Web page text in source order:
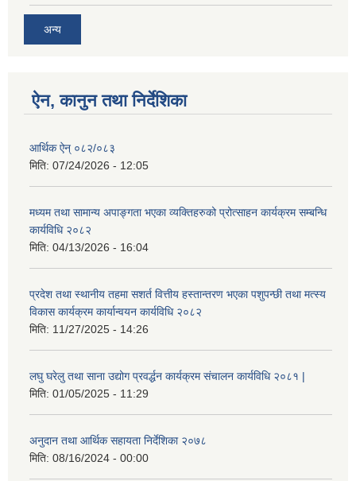
अन्य
ऐन, कानुन तथा निर्देशिका
आर्थिक ऐन् ०८२/०८३
मिति: 07/24/2026 - 12:05
मध्यम तथा सामान्य अपाङ्गता भएका व्यक्तिहरुको प्रोत्साहन कार्यक्रम सम्बन्धि
कार्यविधि २०८२
मिति: 04/13/2026 - 16:04
प्रदेश तथा स्थानीय तहमा सशर्त वित्तीय हस्तान्तरण भएका पशुपन्छी तथा मत्स्य
विकास कार्यक्रम कार्यान्वयन कार्यविधि २०८२
मिति: 11/27/2025 - 14:26
लघु घरेलु तथा साना उद्योग प्रवर्द्धन कार्यक्रम संचालन कार्यविधि २०८१ |
मिति: 01/05/2025 - 11:29
अनुदान तथा आर्थिक सहायता निर्देशिका २०७८
मिति: 08/16/2024 - 00:00